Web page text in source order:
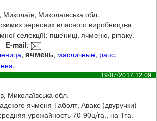
, Миколаїв, Миколаївська обл.
зернових власного виробництва
селекції): пшениці, ячменю, ріпаку.
E-mail:
,ячмень, масличные, рапс,
,
19/07/2017 12:09
Миколаївська обл.
ячменя Таболт, Авакс (двуручки) -
урожайность 70-90ц/га., на 1га. -